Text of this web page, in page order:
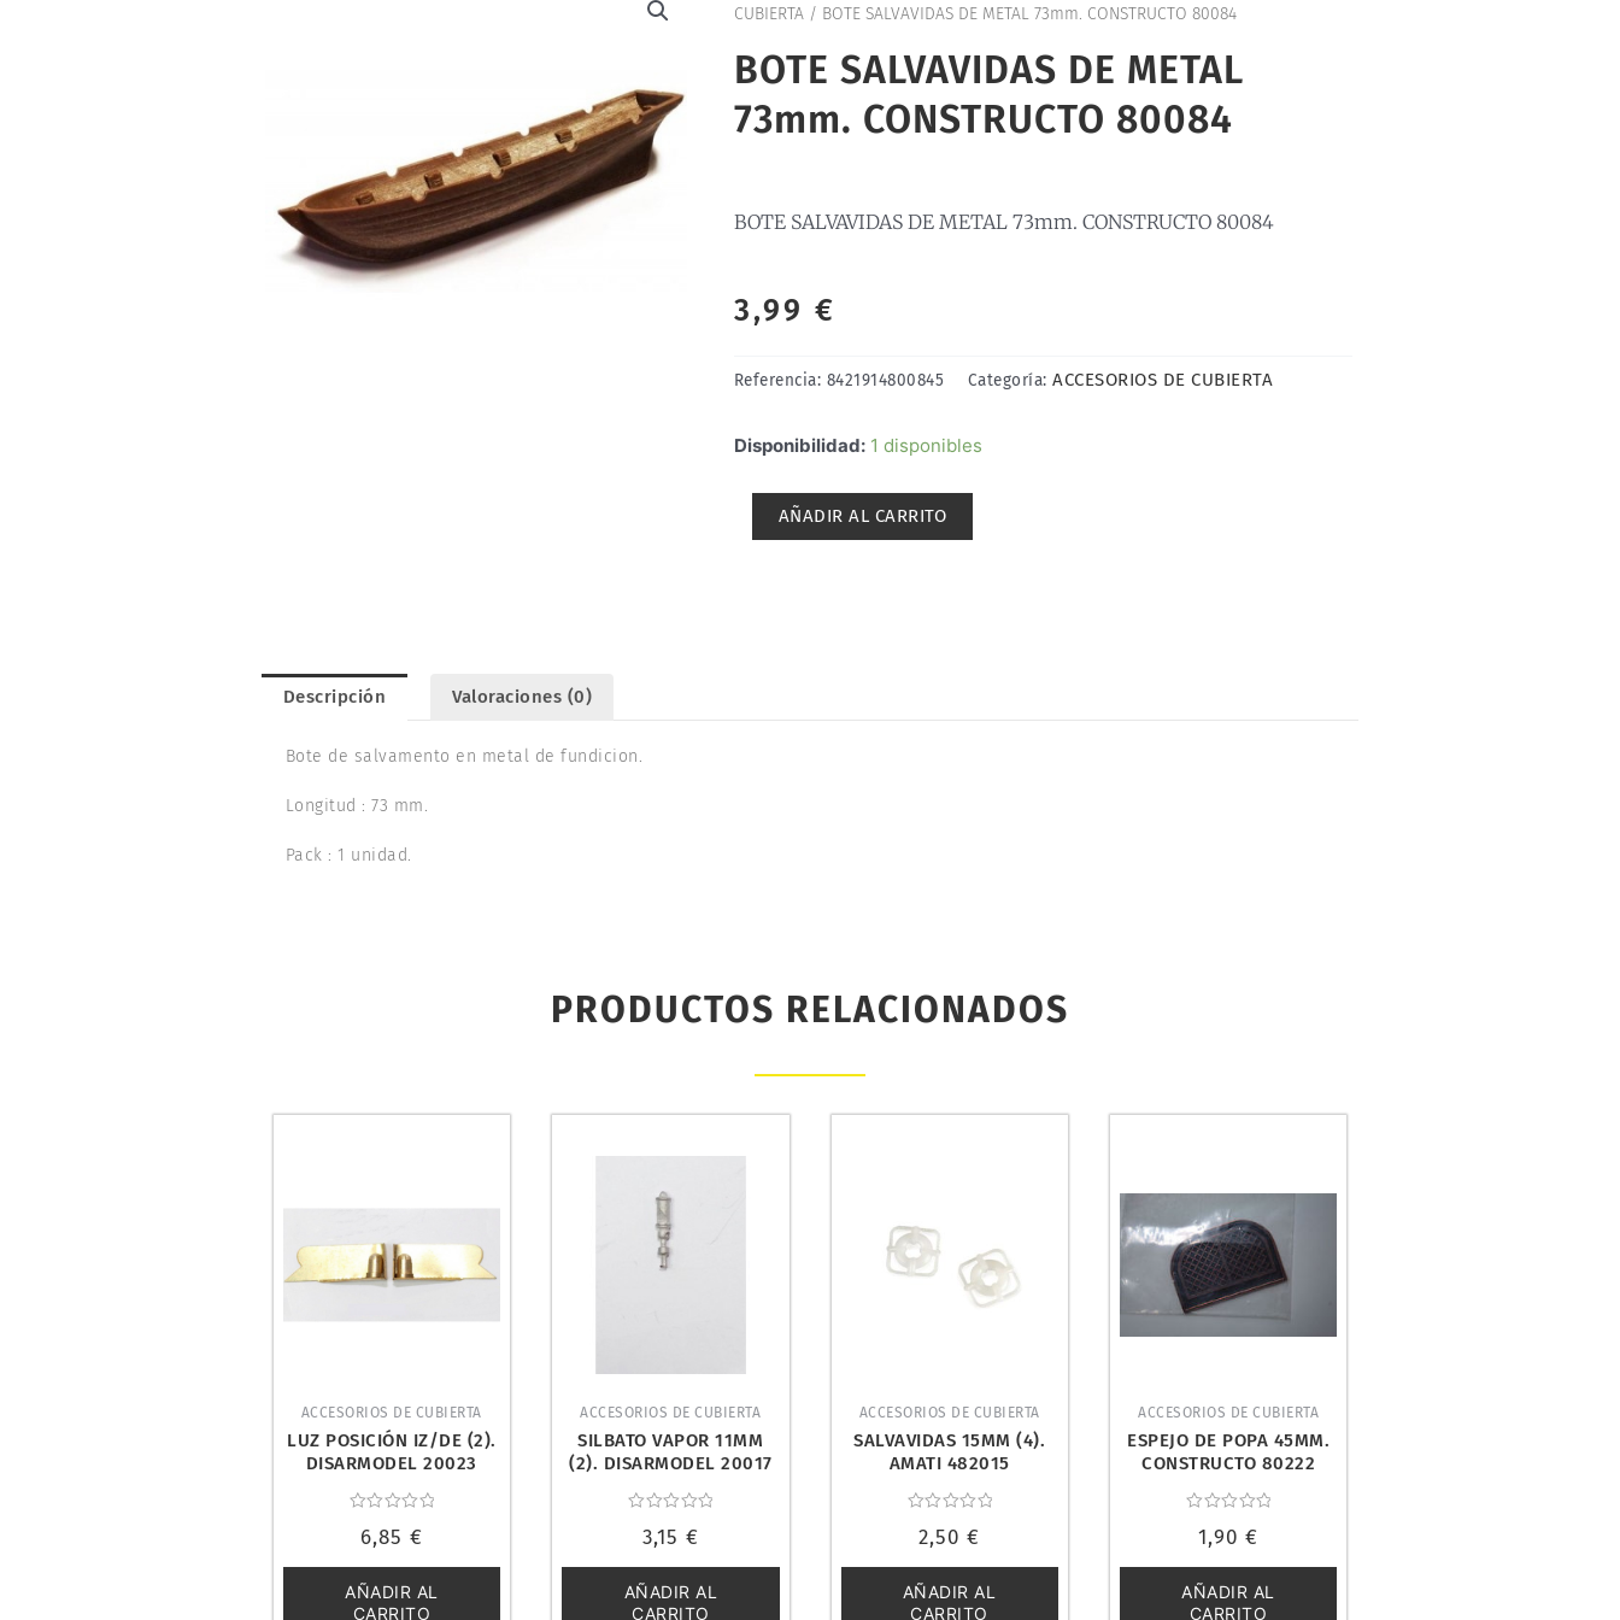
CUBIERTA/ BOTE SALVAVIDAS DE METAL 73mm. CONSTRUCTO 80084
BOTE SALVAVIDAS DE METAL
73mm. CONSTRUCTO 80084
BOTE SALVAVIDAS DE METAL 73mm. CONSTRUCTO 80084
3,99 €
Referencia: 8421914800845 Categoría:ACCESORIOS DE CUBIERTA
Disponibilidad: 1 disponibles
BOTE
AÑADIR AL CARRITO
Descripción Valoraciones (0)
Bote de salvamento en metal de fundicion.
Longitud : 73 mm.
Pack : 1 unidad.
PRODUCTOS RELACIONADOS
ACCESORIOS DE CUBIERTA
LUZ POSICIÓN IZ/DE (2).
DISARMODEL 20023
con
de
5
6,85 €
AÑADIR AL
CARRITO
ACCESORIOS DE CUBIERTA
SILBATO VAPOR 11MM
(2). DISARMODEL 20017
con
de
5
3,15 €
AÑADIR AL
CARRITO
ACCESORIOS DE CUBIERTA
SALVAVIDAS 15MM (4).
AMATI 482015
con
de
5
2,50€
AÑADIR AL
CARRITO
ACCESORIOS DE CUBIERTA
ESPEJO DE POPA 45MM.
CONSTRUCTO 80222
con
de
5
1,90€
AÑADIR AL
CARRITO